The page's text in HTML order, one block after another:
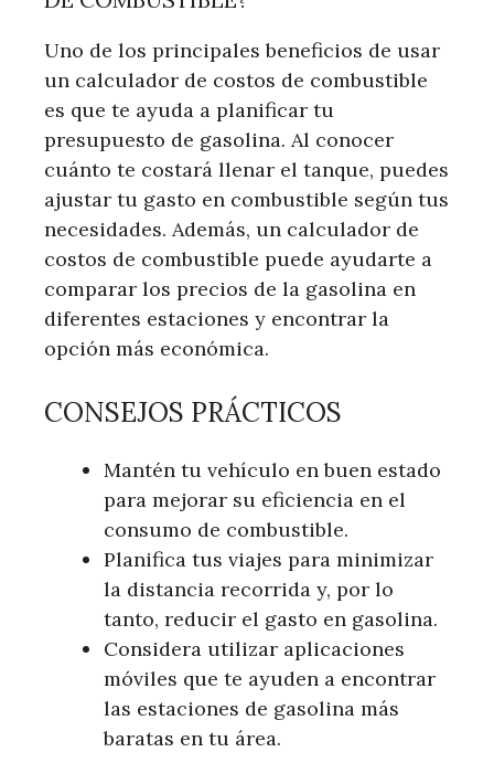
Uno de los principales beneficios de usar
un calculador de costos de combustible
es que te ayuda a planificar tu
presupuesto de gasolina. Al conocer
cuánto te costará llenar el tanque, puedes
ajustar tu gasto en combustible según tus
necesidades. Además, un calculador de
costos de combustible puede ayudarte a
comparar los precios de la gasolina en
diferentes estaciones y encontrar la
opción más económica.
CONSEJOS PRÁCTICOS
Mantén tu vehículo en buen estado
para mejorar su eficiencia en el
consumo de combustible.
Planifica tus viajes para minimizar
la distancia recorrida y, por lo
tanto, reducir el gasto en gasolina.
Considera utilizar aplicaciones
móviles que te ayuden a encontrar
las estaciones de gasolina más
baratas en tu área.